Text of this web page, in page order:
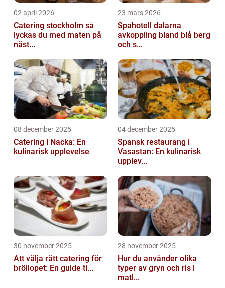
02 april 2026
Catering stockholm så
lyckas du med maten på
näst...
23 mars 2026
Spahotell dalarna
avkoppling bland blå berg
och s...
08 december 2025
Catering i Nacka: En
kulinarisk upplevelse
04 december 2025
Spansk restaurang i
Vasastan: En kulinarisk
upplev...
30 november 2025
Att välja rätt catering för
bröllopet: En guide ti...
28 november 2025
Hur du använder olika
typer av gryn och ris i
matl...